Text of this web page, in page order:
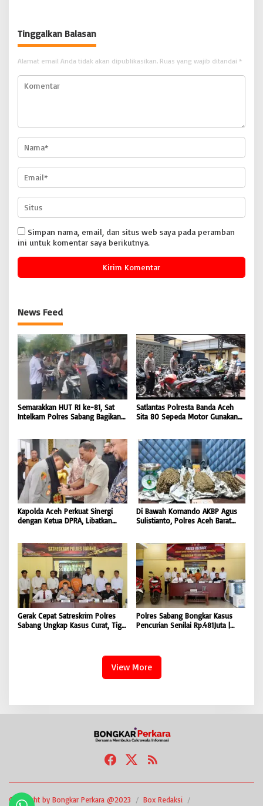
Tinggalkan Balasan
Alamat email Anda tidak akan dipublikasikan. Ruas yang wajib ditandai *
Simpan nama, email, dan situs web saya pada peramban
ini untuk komentar saya berikutnya.
News Feed
Semarakkan HUT RI ke-81, Sat
Intelkam Polres Sabang Bagikan
BONGKAR’Perkara.com
Satlantas Polresta Banda Aceh
Sita 80 Sepeda Motor Gunakan
Kapolda Aceh Perkuat Sinergi
dengan Ketua DPRA, Libatkan
Pembangunan Aceh |
BONGKAR’Perkara.com
Di Bawah Komando AKBP Agus
Sulistianto, Polres Aceh Barat
BONGKAR ‘Perkara.com
Gerak Cepat Satreskrim Polres
Sabang Ungkap Kasus Curat, Tiga
Polres Sabang Bongkar Kasus
Pencurian Senilai Rp.481Juta |
View More
Copyright by Bongkar Perkara @2023
Box Redaksi